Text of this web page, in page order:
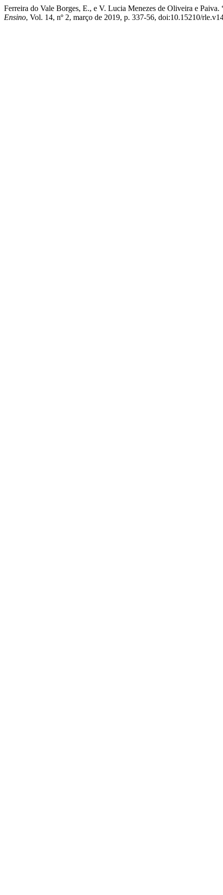
Ferreira do Vale Borges, E., e V. Lucia Menezes de Oliveira e
Ensino, Vol. 14, nº 2, março de 2019, p. 337-56, doi:10.15210/